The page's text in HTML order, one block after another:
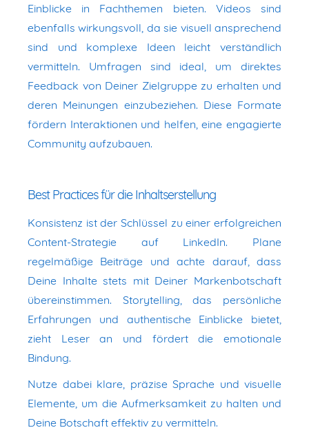
Einblicke in Fachthemen bieten. Videos sind
ebenfalls wirkungsvoll, da sie visuell ansprechend
sind und komplexe Ideen leicht verständlich
vermitteln. Umfragen sind ideal, um direktes
Feedback von Deiner Zielgruppe zu erhalten und
deren Meinungen einzubeziehen. Diese Formate
fördern Interaktionen und helfen, eine engagierte
Community aufzubauen.
Best Practices für die Inhaltserstellung
Konsistenz ist der Schlüssel zu einer erfolgreichen
Content-Strategie auf LinkedIn. Plane
regelmäßige Beiträge und achte darauf, dass
Deine Inhalte stets mit Deiner Markenbotschaft
übereinstimmen. Storytelling, das persönliche
Erfahrungen und authentische Einblicke bietet,
zieht Leser an und fördert die emotionale
Bindung.
Nutze dabei klare, präzise Sprache und visuelle
Elemente, um die Aufmerksamkeit zu halten und
Deine Botschaft effektiv zu vermitteln.